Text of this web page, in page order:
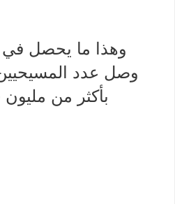
وهذا ما يحصل في
وصل عدد
بأكثر من